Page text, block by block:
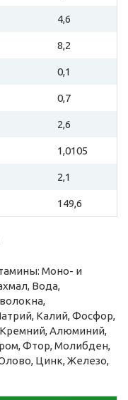
4,6
8,2
0,1
0,7
2,6
1,0105
2,1
149,6
Моно- и
Вода,
Калий, Фосфор,
Алюминий,
Фтор, Молибден,
Цинк, Железо,